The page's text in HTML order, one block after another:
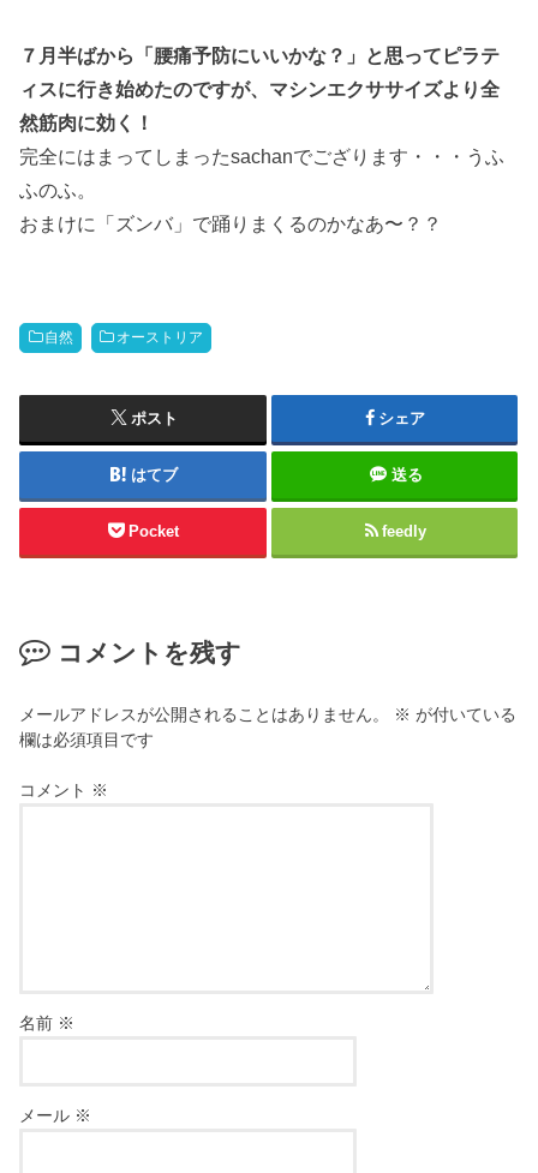
７月半ばから「腰痛予防にいいかな？」と思ってピラテ
ィスに行き始めたのですが、マシンエクササイズより全
然筋肉に効く！
完全にはまってしまったsachanでござります・・・うふ
ふのふ。
おまけに「ズンバ」で踊りまくるのかなあ〜？？
自然 オーストリア
ポスト シェア
はてブ 送る
Pocket feedly
コメントを残す
メールアドレスが公開されることはありません。 ※ が付いている
欄は必須項目です
コメント ※
名前 ※
メール ※